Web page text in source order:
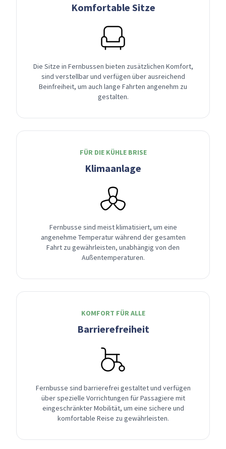
Komfortable Sitze
Die Sitze in Fernbussen bieten zusätzlichen Komfort,
sind verstellbar und verfügen über ausreichend
Beinfreiheit, um auch lange Fahrten angenehm zu
gestalten.
FÜR DIE KÜHLE BRISE
Klimaanlage
Fernbusse sind meist klimatisiert, um eine
angenehme Temperatur während der gesamten
Fahrt zu gewährleisten, unabhängig von den
Außentemperaturen.
KOMFORT FÜR ALLE
Barrierefreiheit
Fernbusse sind barrierefrei gestaltet und verfügen
über spezielle Vorrichtungen für Passagiere mit
eingeschränkter Mobilität, um eine sichere und
komfortable Reise zu gewährleisten.